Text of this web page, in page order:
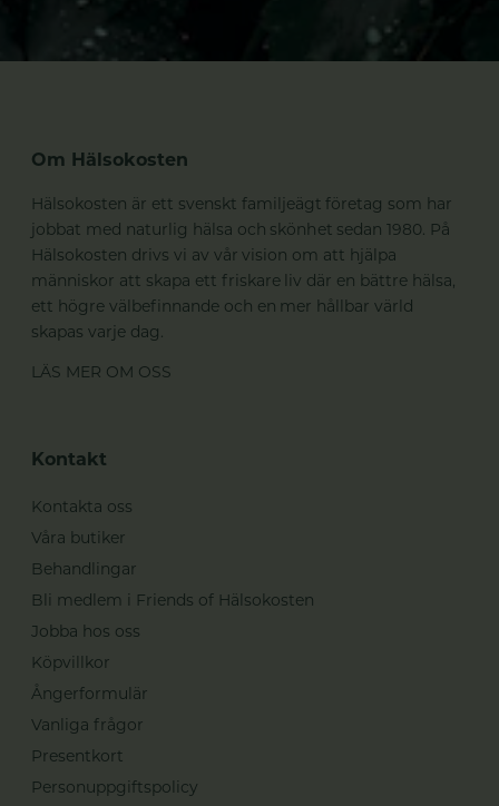
Om Hälsokosten
Hälsokosten är ett svenskt familjeägt företag som har
jobbat med naturlig hälsa och skönhet sedan 1980. På
Hälsokosten drivs vi av vår vision om att hjälpa
människor att skapa ett friskare liv där en bättre hälsa,
ett högre välbefinnande och en mer hållbar värld
skapas varje dag.
LÄS MER OM OSS
Kontakt
Kontakta oss
Våra butiker
Behandlingar
Bli medlem i Friends of Hälsokosten
Jobba hos oss
Köpvillkor
Ångerformulär
Vanliga frågor
Presentkort
Personuppgiftspolicy